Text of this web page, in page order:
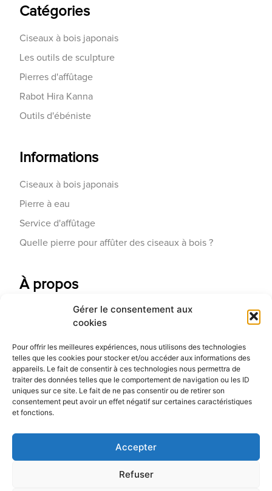
Gérer le consentement aux
cookies
Pour offrir les meilleures expériences, nous utilisons des technologies
telles que les cookies pour stocker et/ou accéder aux informations des
appareils. Le fait de consentir à ces technologies nous permettra de
traiter des données telles que le comportement de navigation ou les ID
uniques sur ce site. Le fait de ne pas consentir ou de retirer son
consentement peut avoir un effet négatif sur certaines caractéristiques
et fonctions.
Accepter
Refuser
Catégories
Ciseaux à bois japonais
Les outils de sculpture
Pierres d'affûtage
Rabot Hira Kanna
Outils d'ébéniste
Informations
Ciseaux à bois japonais
Pierre à eau
Service d'affûtage
Quelle pierre pour affûter des ciseaux à bois ?
À propos
Contactez-nous
Qui sommes-nous
Blog